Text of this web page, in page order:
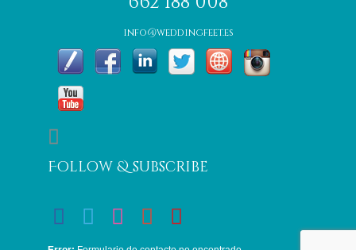
info@weddingfeet.es

Follow & subscribe
    